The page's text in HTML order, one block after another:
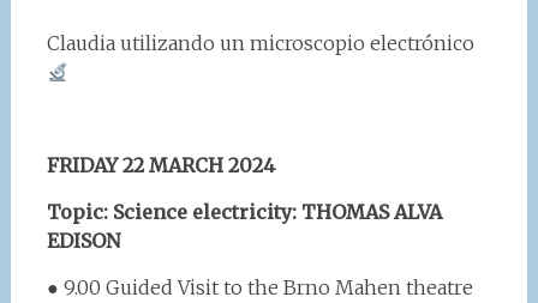
Claudia utilizando un microscopio electrónico
FRIDAY 22 MARCH 2024
Topic: Science electricity: THOMAS ALVA
EDISON
● 9.00 Guided Visit to the Brno Mahen theatre